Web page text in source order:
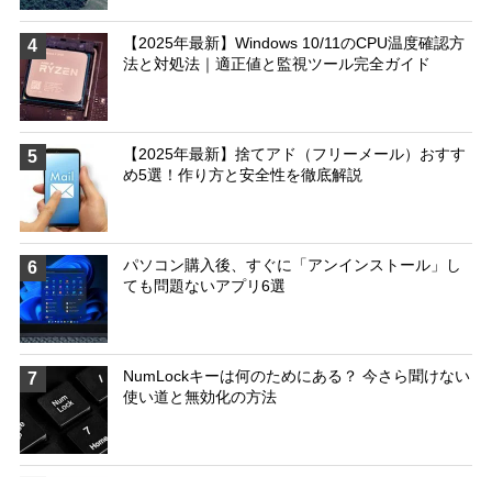
4
【2025年最新】Windows 10/11のCPU温度確認方
法と対処法｜適正値と監視ツール完全ガイド
5
【2025年最新】捨てアド（フリーメール）おすす
め5選！作り方と安全性を徹底解説
6
パソコン購入後、すぐに「アンインストール」し
ても問題ないアプリ6選
7
NumLockキーは何のためにある？ 今さら聞けない
使い道と無効化の方法